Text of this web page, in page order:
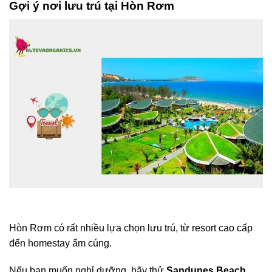
Gợi ý nơi lưu trú tại Hòn Rơm
Hòn Rơm có rất nhiều lựa chọn lưu trú, từ resort cao cấp
đến homestay ấm cúng.